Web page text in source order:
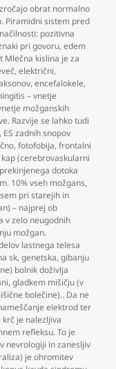
obrat normalno
Piramidni sistem pred
pozitivna
pri govoru,edem
Mlečna kislina je za
,električni,
,encefalokele,
– vnetje
možganskih
Razvije se lahko tudi
, ES zadnih snopov
,fotofobija,frontalni
(cerebrovaskularni
dotoka
10% vseh možgans,
pri starejih in
– najprej ob
v zelo neugodnih
možgan.
lastnega telesa
sk,genetska,gibanju
bolnik doživlja
,gladkem mišičju (v
bolečine).. Da ne
elektrod ter
je nalezljiva
refleksu. To je
nevrologiji in zanesljiv
je ohromitev